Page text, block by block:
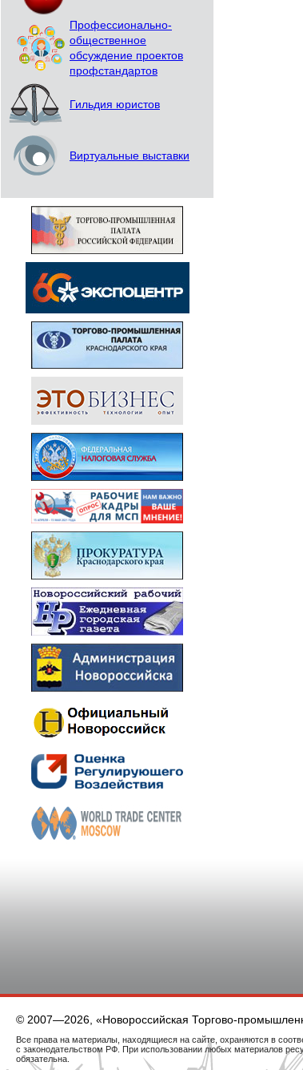
Профессионально-
общественное
обсуждение проектов
профстандартов
Гильдия юристов
Виртуальные выставки
© 2007—2026, «Новороссийская Торгово-
Все права на материалы, находящиеся на сайте, охраняются в
с законодательством РФ. При использовании любых материалов
обязательна.